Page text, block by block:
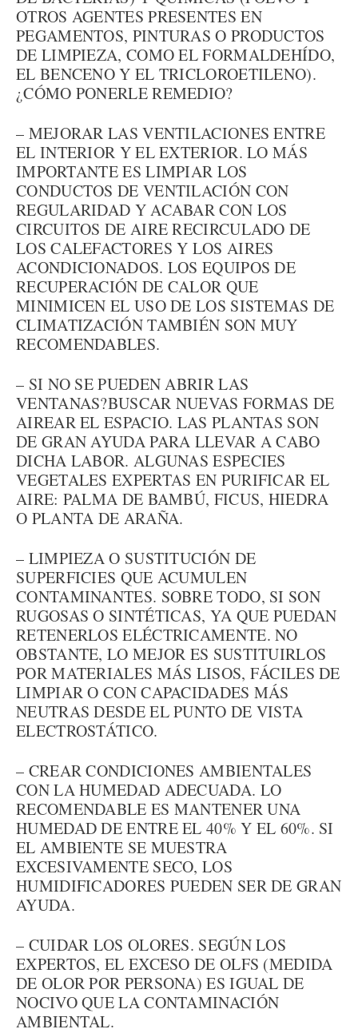
OTROS AGENTES PRESENTES EN
PEGAMENTOS, PINTURAS O PRODUCTOS
DE LIMPIEZA, COMO EL FORMALDEHÍDO,
EL BENCENO Y EL TRICLOROETILENO).
¿CÓMO PONERLE REMEDIO?
– MEJORAR LAS VENTILACIONES ENTRE
EL INTERIOR Y EL EXTERIOR. LO MÁS
IMPORTANTE ES LIMPIAR LOS
CONDUCTOS DE VENTILACIÓN CON
REGULARIDAD Y ACABAR CON LOS
CIRCUITOS DE AIRE RECIRCULADO DE
LOS CALEFACTORES Y LOS AIRES
ACONDICIONADOS. LOS EQUIPOS DE
RECUPERACIÓN DE CALOR QUE
MINIMICEN EL USO DE LOS SISTEMAS DE
CLIMATIZACIÓN TAMBIÉN SON MUY
RECOMENDABLES.
– SI NO SE PUEDEN ABRIR LAS
VENTANAS?BUSCAR NUEVAS FORMAS DE
AIREAR EL ESPACIO. LAS PLANTAS SON
DE GRAN AYUDA PARA LLEVAR A CABO
DICHA LABOR. ALGUNAS ESPECIES
VEGETALES EXPERTAS EN PURIFICAR EL
AIRE: PALMA DE BAMBÚ, FICUS, HIEDRA
O PLANTA DE ARAÑA.
– LIMPIEZA O SUSTITUCIÓN DE
SUPERFICIES QUE ACUMULEN
CONTAMINANTES. SOBRE TODO, SI SON
RUGOSAS O SINTÉTICAS, YA QUE PUEDAN
RETENERLOS ELÉCTRICAMENTE. NO
OBSTANTE, LO MEJOR ES SUSTITUIRLOS
POR MATERIALES MÁS LISOS, FÁCILES DE
LIMPIAR O CON CAPACIDADES MÁS
NEUTRAS DESDE EL PUNTO DE VISTA
ELECTROSTÁTICO.
– CREAR CONDICIONES AMBIENTALES
CON LA HUMEDAD ADECUADA. LO
RECOMENDABLE ES MANTENER UNA
HUMEDAD DE ENTRE EL 40% Y EL 60%. SI
EL AMBIENTE SE MUESTRA
EXCESIVAMENTE SECO, LOS
HUMIDIFICADORES PUEDEN SER DE GRAN
AYUDA.
– CUIDAR LOS OLORES. SEGÚN LOS
EXPERTOS, EL EXCESO DE OLFS (MEDIDA
DE OLOR POR PERSONA) ES IGUAL DE
NOCIVO QUE LA CONTAMINACIÓN
AMBIENTAL.